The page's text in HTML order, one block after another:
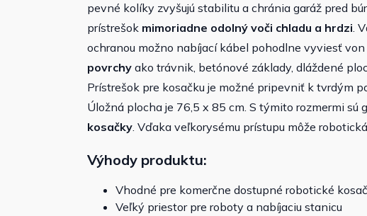
pevné kolíky zvyšujú stabilitu a chránia garáž pred
prístrešok mimoriadne odolný voči chladu a hrdzi.
ochranou možno nabíjací kábel pohodlne vyviesť von
povrchy ako trávnik, betónové základy, dláždené
Prístrešok pre kosačku je možné pripevniť k tvrdým
Úložná plocha je 76,5 x 85 cm. S týmito rozmermi sú
kosačky. Vďaka veľkorysému prístupu môže
Výhody produktu:
Vhodné pre komerčne dostupné robotické
Veľký priestor pre roboty a nabíjaciu stanicu